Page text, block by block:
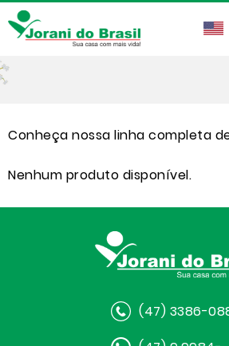
Conheça nossa linha completa
Nenhum produto disponível.
(47) 3386-